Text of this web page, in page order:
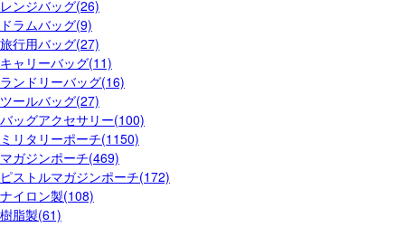
レンジバッグ(26)
ドラムバッグ(9)
旅行用バッグ(27)
キャリーバッグ(11)
ランドリーバッグ(16)
ツールバッグ(27)
バッグアクセサリー(100)
ミリタリーポーチ(1150)
マガジンポーチ(469)
ピストルマガジンポーチ(172)
ナイロン製(108)
樹脂製(61)